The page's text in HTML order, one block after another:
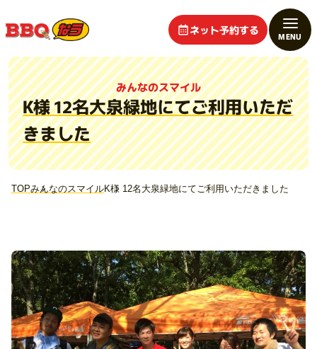
ネット予約する
みんなのスマイル
K様 12名大泉緑地にてご利用いただ
きました
TOPみんなのスマイルK様 12名大泉緑地にてご利用いただきました